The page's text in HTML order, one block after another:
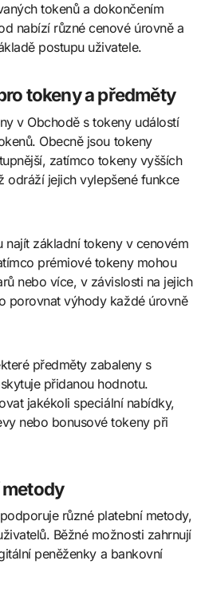
tokenů a dokončením
nabízí různé cenové úrovně a
postupu uživatele.
tokeny a předměty
v Obchodě s tokeny událostí
Obecně jsou tokeny
zatímco tokeny vyšších
odráží jejich vylepšené funkce
najít základní tokeny v cenovém
prémiové tokeny mohou
nebo více, v závislosti na jejich
porovnat výhody každé úrovně
předměty zabaleny s
přidanou hodnotu.
jakékoli speciální nabídky,
nebo bonusové tokeny při
různé platební metody,
Běžné možnosti zahrnují
peněženky a bankovní